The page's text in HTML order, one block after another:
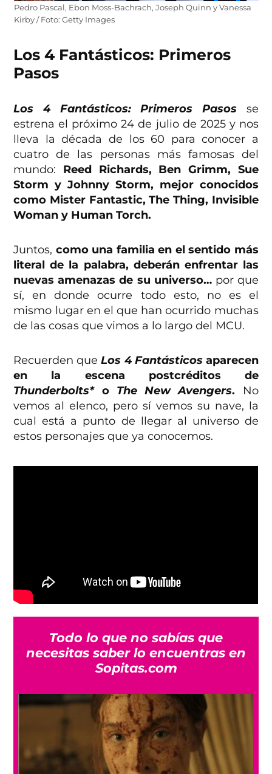
Pedro Pascal, Ebon Moss-Bachrach, Joseph Quinn y Vanessa
Kirby / Foto: Getty Images
Los 4 Fantásticos: Primeros
Pasos
Los 4 Fantásticos: Primeros Pasosse
estrena el próximo 24 de julio de 2025 y nos
lleva la década de los 60 para conocer a
cuatro de las personas más famosas del
mundo: Reed Richards, Ben Grimm, Sue
Storm y Johnny Storm, mejor conocidos
como Mister Fantastic, The Thing, Invisible
Woman y Human Torch.
Juntos, como una familia en el sentido más
literal de la palabra, deberán enfrentar las
nuevas amenazas de su universo…por que
sí, en donde ocurre todo esto, no es el
mismo lugar en el que han ocurrido muchas
de las cosas que vimos a lo largo del MCU.
Recuerden queLos 4 Fantásticosaparecen
en la escena postcréditos de
Thunderbolts*o The New Avengers. No
vemos al elenco, pero sí vemos su nave, la
cual está a punto de llegar al universo de
estos personajes que ya conocemos.
Todo lo que no sabías que
necesitas saber lo encuentras en
Sopitas.com